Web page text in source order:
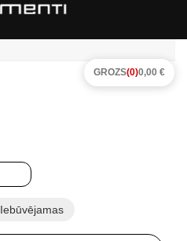
Iebūvējamas
GROZS(0)0,00 €